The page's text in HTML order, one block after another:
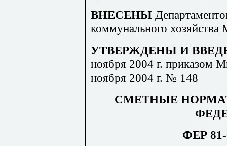
ВНЕСЕНЫ
коммунального
УТВЕРЖДЕНЫ И
ноября 2004 г. приказом
ноября 2004 г. № 148
СМЕТНЫЕ
ФЕР